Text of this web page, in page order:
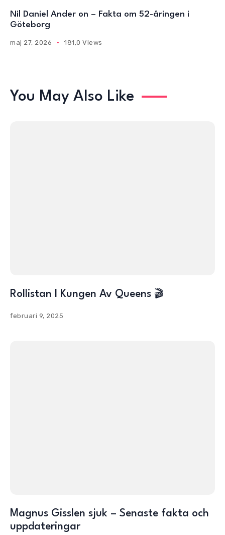
Nil Daniel Ander on – Fakta om 52-åringen i
Göteborg
maj 27, 2026 181,0 Views
You May Also Like
Rollistan I Kungen Av Queens 🎬
februari 9, 2025
Magnus Gisslen sjuk – Senaste fakta och
uppdateringar